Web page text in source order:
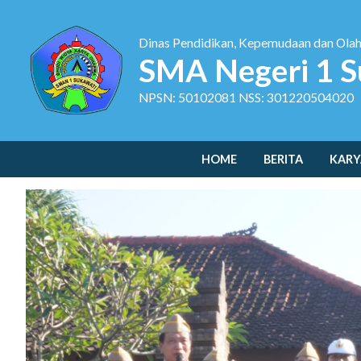
Dinas Pendidikan, Kepemudaan dan
SMA Negeri 1
NPSN: 50102081 NSS: 301220504020
HOME BERITA